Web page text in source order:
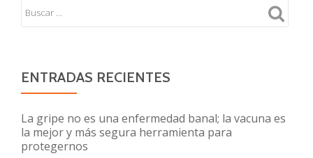
ENTRADAS RECIENTES
La gripe no es una enfermedad banal; la vacuna es
la mejor y más segura herramienta para
protegernos